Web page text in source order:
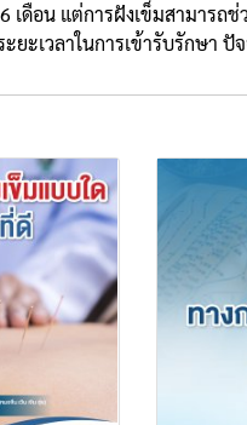
เดือน แต่การฝังเข็มสามาร
ยะเวลาในการเข้ารับรักษา